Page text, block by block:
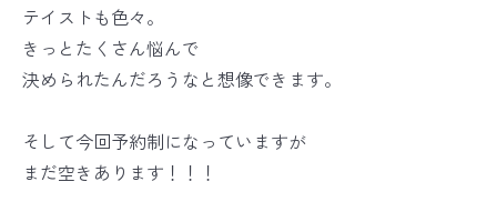
テイストも色々。
きっとたくさん悩んで
決められたんだろうなと想像できます。
そして今回予約制になっていますが
まだ空きあります！！！